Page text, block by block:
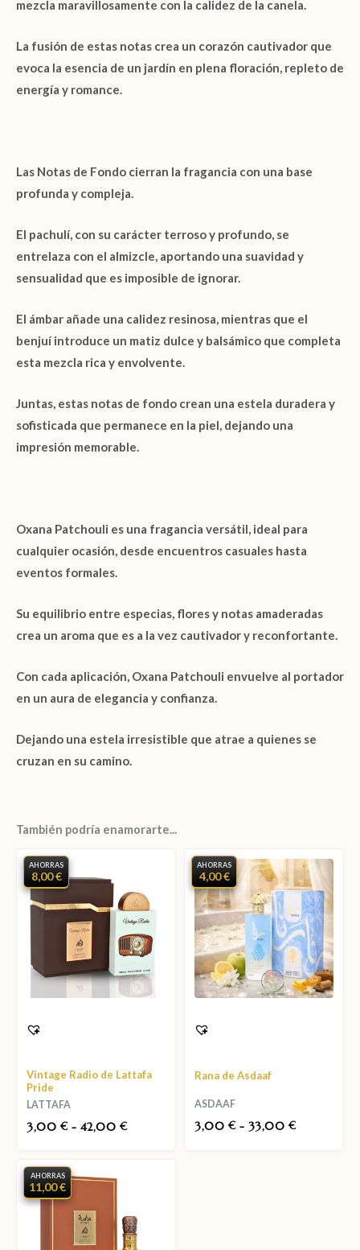
mezcla maravillosamente con la calidez de la canela.
La fusión de estas notas crea un corazón cautivador que
evoca la esencia de un jardín en plena floración, repleto de
energía y romance.
Las Notas de Fondo cierran la fragancia con una base
profunda y compleja.
El pachulí, con su carácter terroso y profundo, se
entrelaza con el almizcle, aportando una suavidad y
sensualidad que es imposible de ignorar.
El ámbar añade una calidez resinosa, mientras que el
benjuíintroduce un matiz dulce y balsámico que completa
esta mezcla rica y envolvente.
Juntas, estas notas de fondo crean una estela duradera y
sofisticada que permanece en la piel, dejando una
impresión memorable.
Oxana Patchouli es una fragancia versátil, ideal para
cualquier ocasión, desde encuentros casuales hasta
eventos formales.
Su equilibrio entre especias, flores y notas amaderadas
crea un aroma que es a la vez cautivador y reconfortante.
Con cada aplicación, Oxana Patchouli envuelve al portador
en un aura de elegancia y confianza.
Dejando una estela irresistible que atrae a quienes se
cruzan en su camino.
También podría enamorarte...
AHORRAS
8,00 €
Vintage Radio de Lattafa
Pride
LATTAFA
3,00 € - 42,00 €
AHORRAS
4,00 €
Rana de Asdaaf
ASDAAF
3,00 € - 33,00 €
AHORRAS
11,00 €